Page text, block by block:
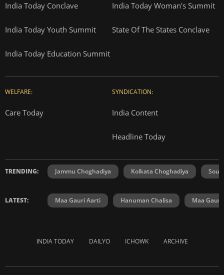
India Today Conclave India Today Woman's Summit
India Today Youth Summit State Of The States Conclave
India Today Education Summit
WELFARE:
Care Today
SYNDICATION:
India Content
Headline Today
TRENDING: Jammu Choghadiya Kolkata Choghadiya
LATEST: Maa Gauri Aarti Hanuman Chalisa Maa Gauri
INDIA TODAY DAILYO ICHOWK ARCHIVE